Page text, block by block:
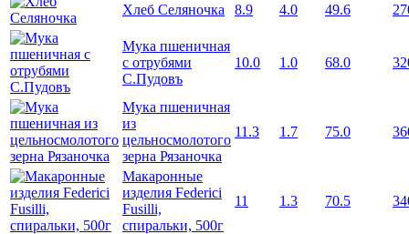
Хлеб Селяночка 8.9 4.0 49.6
Мука пшеничная
с отрубями
С.Пудовъ
10.0 1.0 68.0
Мука пшеничная
из
цельносмолотого
зерна Рязаночка
11.3 1.7 75.0
Макаронные
изделия Federici
Fusilli,
спиральки, 500г
11 1.3 70.5